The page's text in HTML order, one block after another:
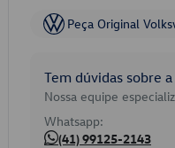
Peça Original
Tem dúvidas sobre
Nossa equipe
Whatsapp:
(41) 99125-2143